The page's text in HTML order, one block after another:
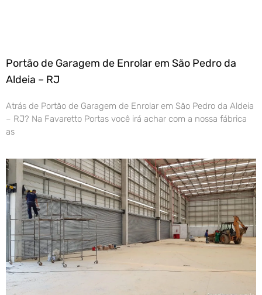
Portão de Garagem de Enrolar em São Pedro da
Aldeia – RJ
Atrás de Portão de Garagem de Enrolar em São Pedro da Aldeia
– RJ? Na Favaretto Portas você irá achar com a nossa fábrica
as